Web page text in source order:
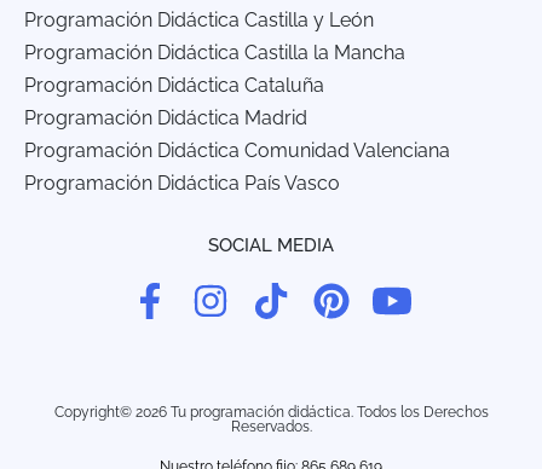
Programación Didáctica Castilla y León
Programación Didáctica Castilla la Mancha
Programación Didáctica Cataluña
Programación Didáctica Madrid
Programación Didáctica Comunidad Valenciana
Programación Didáctica País Vasco
SOCIAL MEDIA
Copyright© 2026 Tu programación didáctica. Todos los Derechos
Reservados.